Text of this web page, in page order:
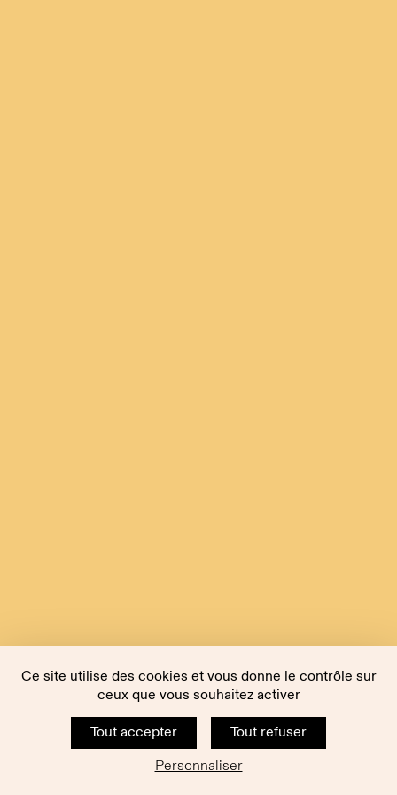
Ce site utilise des cookies et vous donne le contrôle sur
ceux que vous souhaitez activer
Tout accepter
Tout refuser
Personnaliser